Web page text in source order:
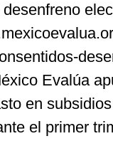
Evalúa
en
el primer